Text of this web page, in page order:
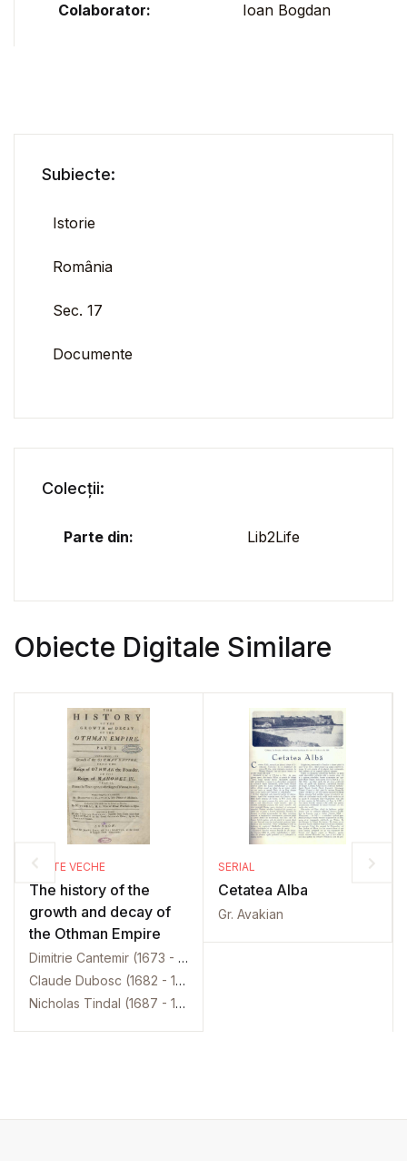
Colaborator: Ioan Bogdan
Subiecte:
Istorie
România
Sec. 17
Documente
Colecții:
Parte din: Lib2Life
Obiecte Digitale Similare
CARTE VECHE
The history of the
growth and decay of
the Othman Empire
Dimitrie Cantemir (1673 - 1723)
Claude Dubosc (1682 - 1745)
Nicholas Tindal (1687 - 1774)
SERIAL
Cetatea Alba
Gr. Avakian